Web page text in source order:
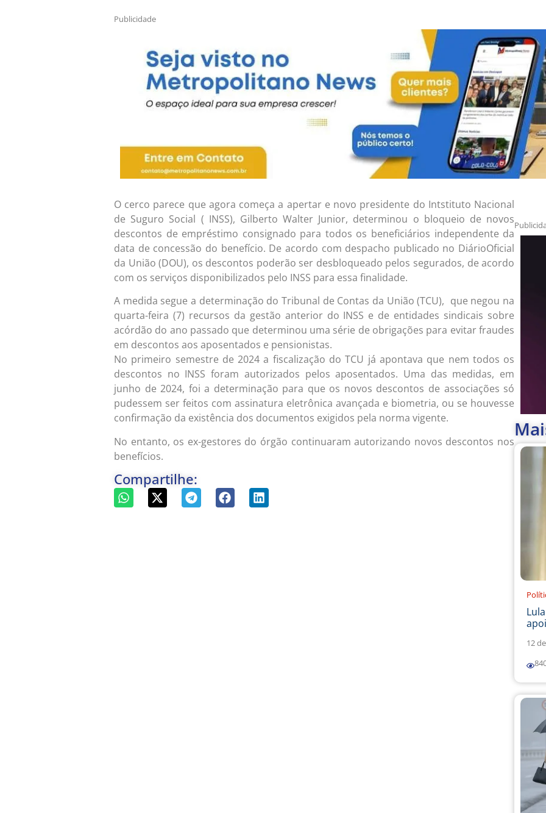
Publicidade
O cerco parece que agora começa a apertar e novo presidente do Intstituto Nacional
de Suguro Social ( INSS), Gilberto Walter Junior, determinou o bloqueio de novos
descontos de empréstimo consignado para todos os beneficiários independente da
data de concessão do benefício. De acordo com despacho publicado no DiárioOficial
da União (DOU), os descontos poderão ser desbloqueado pelos segurados, de acordo
com os serviços disponibilizados pelo INSS para essa finalidade.
A medida segue a determinação do Tribunal de Contas da União (TCU), que negou na
quarta-feira (7) recursos da gestão anterior do INSS e de entidades sindicais sobre
acórdão do ano passado que determinou uma série de obrigações para evitar fraudes
em descontos aos aposentados e pensionistas.
No primeiro semestre de 2024 a fiscalização do TCU já apontava que nem todos os
descontos no INSS foram autorizados pelos aposentados. Uma das medidas, em
junho de 2024, foi a determinação para que os novos descontos de associações só
pudessem ser feitos com assinatura eletrônica avançada e biometria, ou se houvesse
confirmação da existência dos documentos exigidos pela norma vigente.
No entanto, os ex-gestores do órgão continuaram autorizando novos descontos nos
benefícios.
Compartilhe:
12